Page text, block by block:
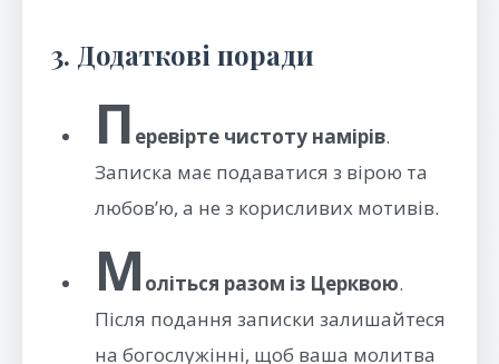
3. Додаткові поради
П еревірте чистоту намірів.
Записка має подаватися з вірою та
любов’ю, а не з корисливих мотивів.
М оліться разом із Церквою.
Після подання записки залишайтеся
на богослужінні, щоб ваша молитва